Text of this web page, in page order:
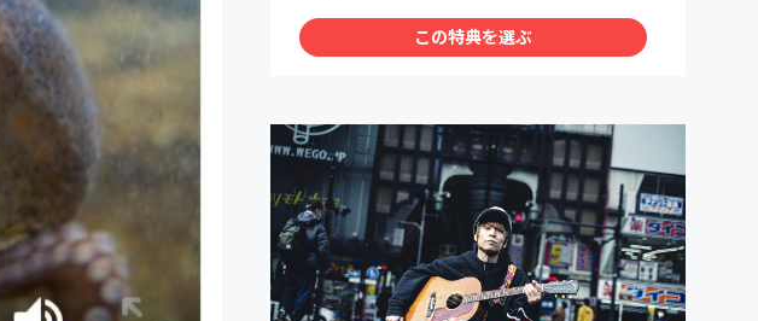
この特典を選ぶ